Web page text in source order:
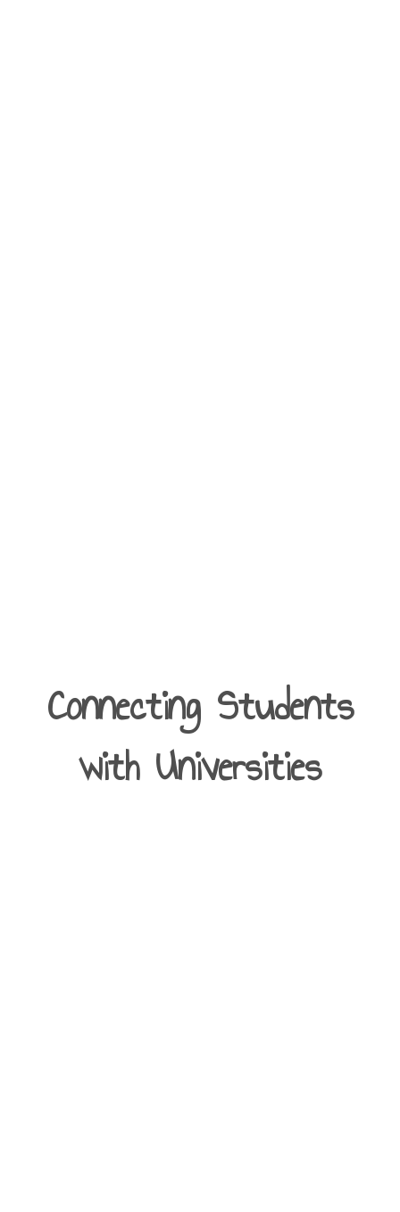
Connecting Students
with Universities